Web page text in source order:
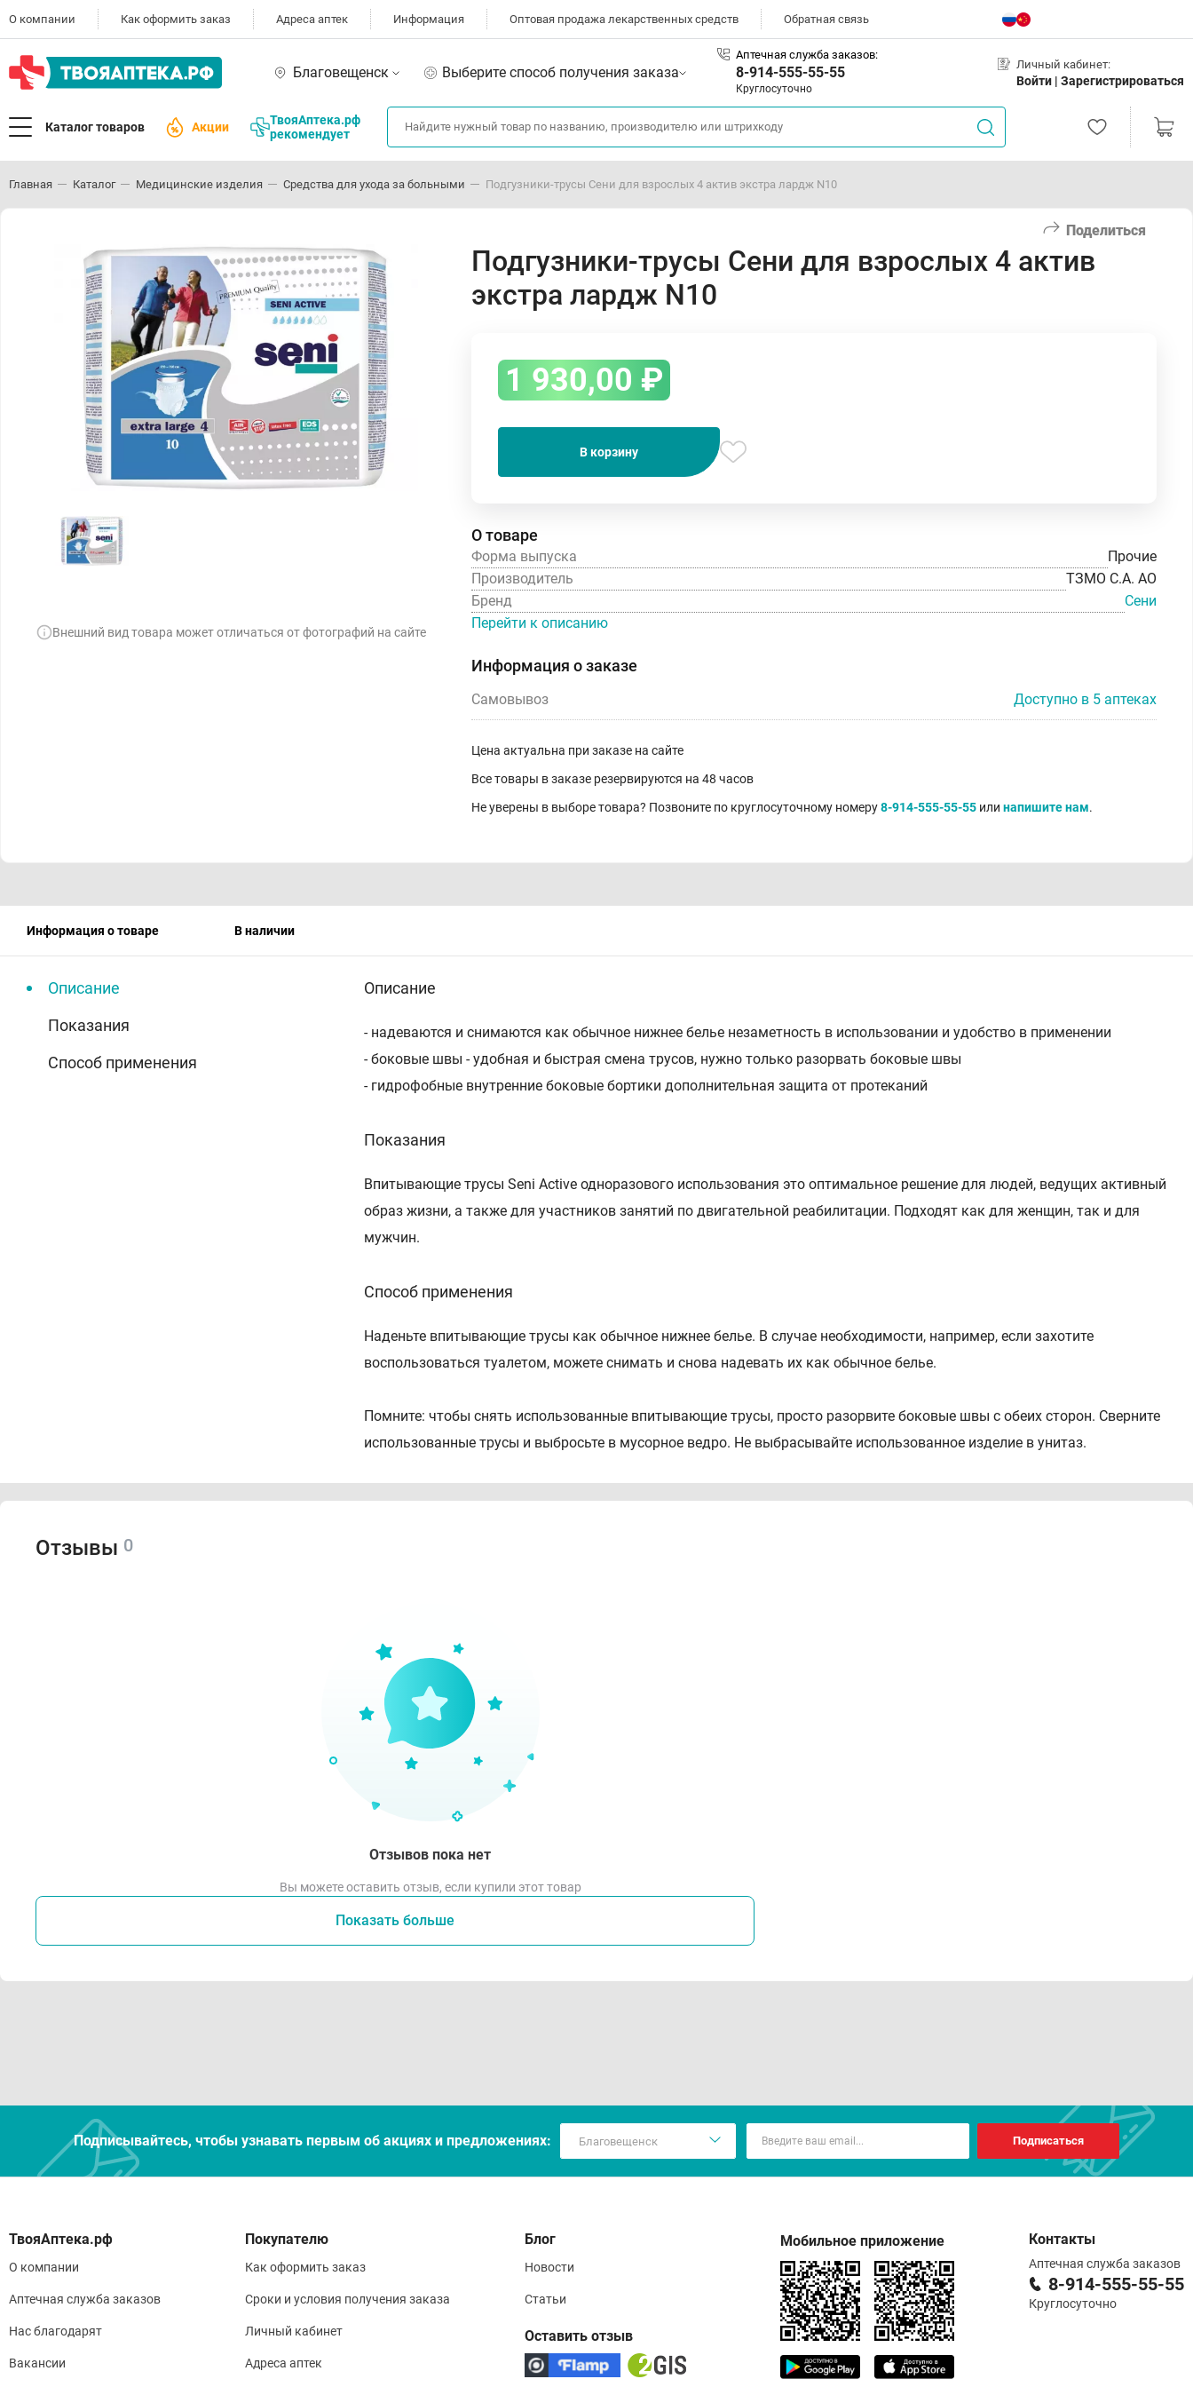
О компании Как оформить заказ Адреса аптек Информация Оптовая продажа лекарственных средств Обратная связь
Благовещенск Выберите способ получения заказа
Аптечная служба заказов:
8-914-555-55-55
Круглосуточно
Личный кабинет:
Войти | Зарегистрироваться
Каталог товаров Акции
ТвояАптека.рф
рекомендует
Главная Каталог Медицинские изделия Средства для ухода за больными Подгузники-трусы Сени для взрослых 4 актив экстра лардж N10
Поделиться
Внешний вид товара может отличаться от фотографий на сайте
Подгузники-трусы Сени для взрослых 4 актив
экстра лардж N10
1 930,00 ₽
В корзину
О товаре
Форма выпуска
Прочие
Производитель
ТЗМО С.А. АО
Бренд
Сени
Перейти к описанию
Информация о заказе
Самовывоз Доступно в 5 аптеках
Цена актуальна при заказе на сайте
Все товары в заказе резервируются на 48 часов
Не уверены в выборе товара? Позвоните по круглосуточному номеру8-914-555-55-55 или напишите нам.
Информация о товаре В наличии
Описание
Показания
Способ применения
Описание
- надеваются и снимаются как обычное нижнее белье незаметность в использовании и удобство в применении
- боковые швы - удобная и быстрая смена трусов, нужно только разорвать боковые швы
- гидрофобные внутренние боковые бортики дополнительная защита от протеканий
Показания
Впитывающие трусы Seni Active одноразового использования это оптимальное решение для людей, ведущих активный
образ жизни, а также для участников занятий по двигательной реабилитации. Подходят как для женщин, так и для
мужчин.
Способ применения
Наденьте впитывающие трусы как обычное нижнее белье. В случае необходимости, например, если захотите
воспользоваться туалетом, можете снимать и снова надевать их как обычное белье.
Помните: чтобы снять использованные впитывающие трусы, просто разорвите боковые швы с обеих сторон. Сверните
использованные трусы и выбросьте в мусорное ведро. Не выбрасывайте использованное изделие в унитаз.
Отзывы 0
Отзывов пока нет
Вы можете оставить отзыв, если купили этот товар
Показать больше
Подписывайтесь, чтобы узнавать первым об акцияx и предложениях: Подписаться
О компании
Аптечная служба заказов
Нас благодарят
Вакансии
Покупателю
Как оформить заказ
Сроки и условия получения заказа
Личный кабинет
Адреса аптек
Блог
Новости
Статьи
Оставить отзыв
Мобильное приложение Контакты
Аптечная служба заказов
8-914-555-55-55
Круглосуточно